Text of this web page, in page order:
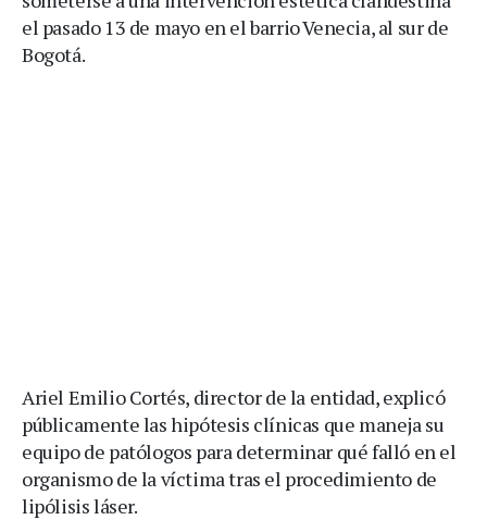
el pasado 13 de mayo en el barrio Venecia, al sur de
Bogotá.
Ariel Emilio Cortés, director de la entidad, explicó
públicamente las hipótesis clínicas que maneja su
equipo de patólogos para determinar qué falló en el
organismo de la víctima tras el procedimiento de
lipólisis láser.